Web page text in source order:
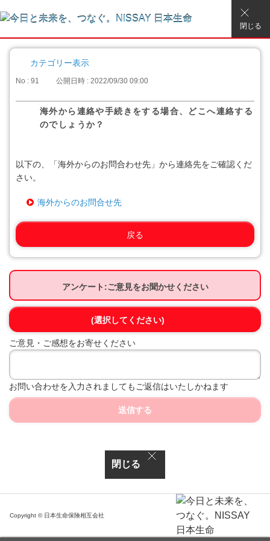
閉じる
カテゴリー表示
No : 91 公開日時 : 2022/09/30 09:00
海外から連絡や手続きをする場合、どこへ連絡する
のでしょうか？
以下の、「海外からのお問合わせ先」から連絡先をご確認くだ
さい。
海外からのお問合せ先
戻る
アンケート:ご意見をお聞かせください
(選択してください)
ご意見・ご感想をお寄せください
お問い合わせを入力されましてもご返信はいたしかねます
送信する
閉じる
Copyright © 日本生命保険相互会社